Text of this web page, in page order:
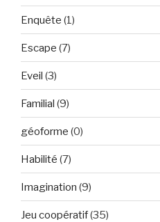
Enquête (1)
Escape (7)
Eveil (3)
Familial (9)
géoforme (0)
Habilité (7)
Imagination (9)
Jeu coopératif(35)